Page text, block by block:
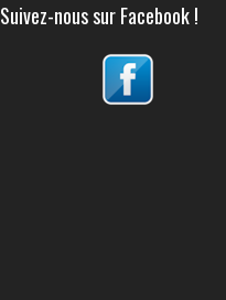
Suivez-nous sur Facebook !